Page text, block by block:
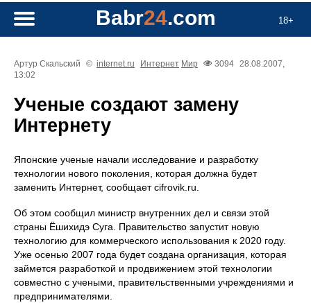
18+
Babr24.com
Артур Скальский © internet.ru Интернет Мир 3094 28.08.2007,
13:02
Ученые создают замену
Интернету
Японcкие ученые начали исследование и разработку
технологии нового поколения, которая должна будет
заменить Интернет, сообщает cifrovik.ru.
Об этом сообщил министр внутренних дел и связи этой
страны Ёшихидэ Суга. Правительство запустит новую
технологию для коммерческого использования к 2020 году.
Уже осенью 2007 года будет создана организация, которая
займется разработкой и продвижением этой технологии
совместно с учеными, правительственными учреждениями и
предпринимателями.